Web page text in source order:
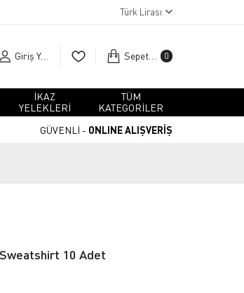
Türk Lirası
Giriş Yap Sepetim 0
İKAZ
YELEKLERİ
TÜM
KATEGORİLER
GÜVENLİ - ONLINE ALIŞVERİŞ
Sweatshirt 10 Adet